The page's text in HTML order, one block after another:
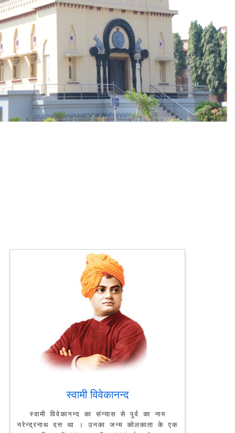
स्वामी विवेकानन्द
स्वामी विवेकानन्द का संन्यास से पूर्व का नाम
नरेन्द्रनाथ दत्त था । उनका जन्म कोलकाता के एक